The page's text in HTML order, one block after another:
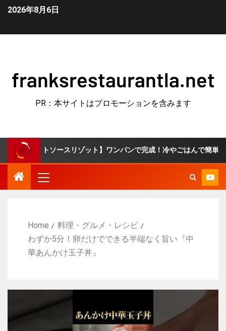
2026年8月6日
franksrestaurantla.net
PR：本サイトはプロモーションを含みます
ースリゾット】ワンパンで完成！冷やごはんで簡単10分♪
Home
料理・グルメ・レシピ
わずか5分！卵だけでできる半端なく旨い『中
華あんかけ玉子丼』